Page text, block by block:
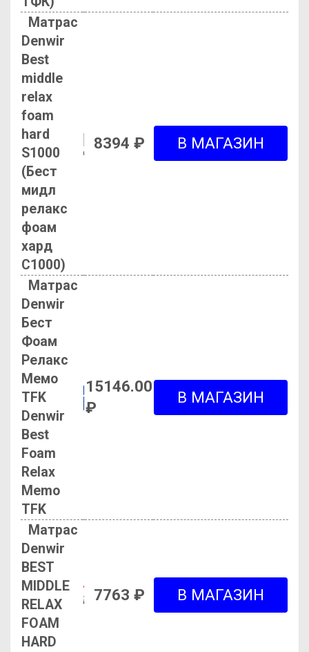
Матрас
Denwir
Best
middle
relax
foam
hard
S1000
(Бест
мидл
релакс
фоам
хард
С1000)
8394 ₽
Матрас
Denwir
Бест
Фоам
Релакс
Мемо
TFK
Denwir
Best
Foam
Relax
Memo
TFK
15146.00
₽
Матрас
Denwir
BEST
MIDDLE
RELAX
FOAM
HARD
7763 ₽